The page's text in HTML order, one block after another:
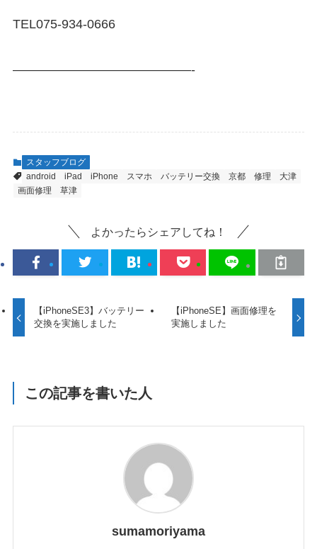
TEL075-934-0666
——————————————-
スタッフブログ
android
iPad iPhone スマホ バッテリー交換 京都 修理
大津
画面修理
草津
よかったらシェアしてね！
【iPhoneSE3】バッテリー
交換を実施しました
【iPhoneSE】画面修理を
実施しました
この記事を書いた人
sumamoriyama